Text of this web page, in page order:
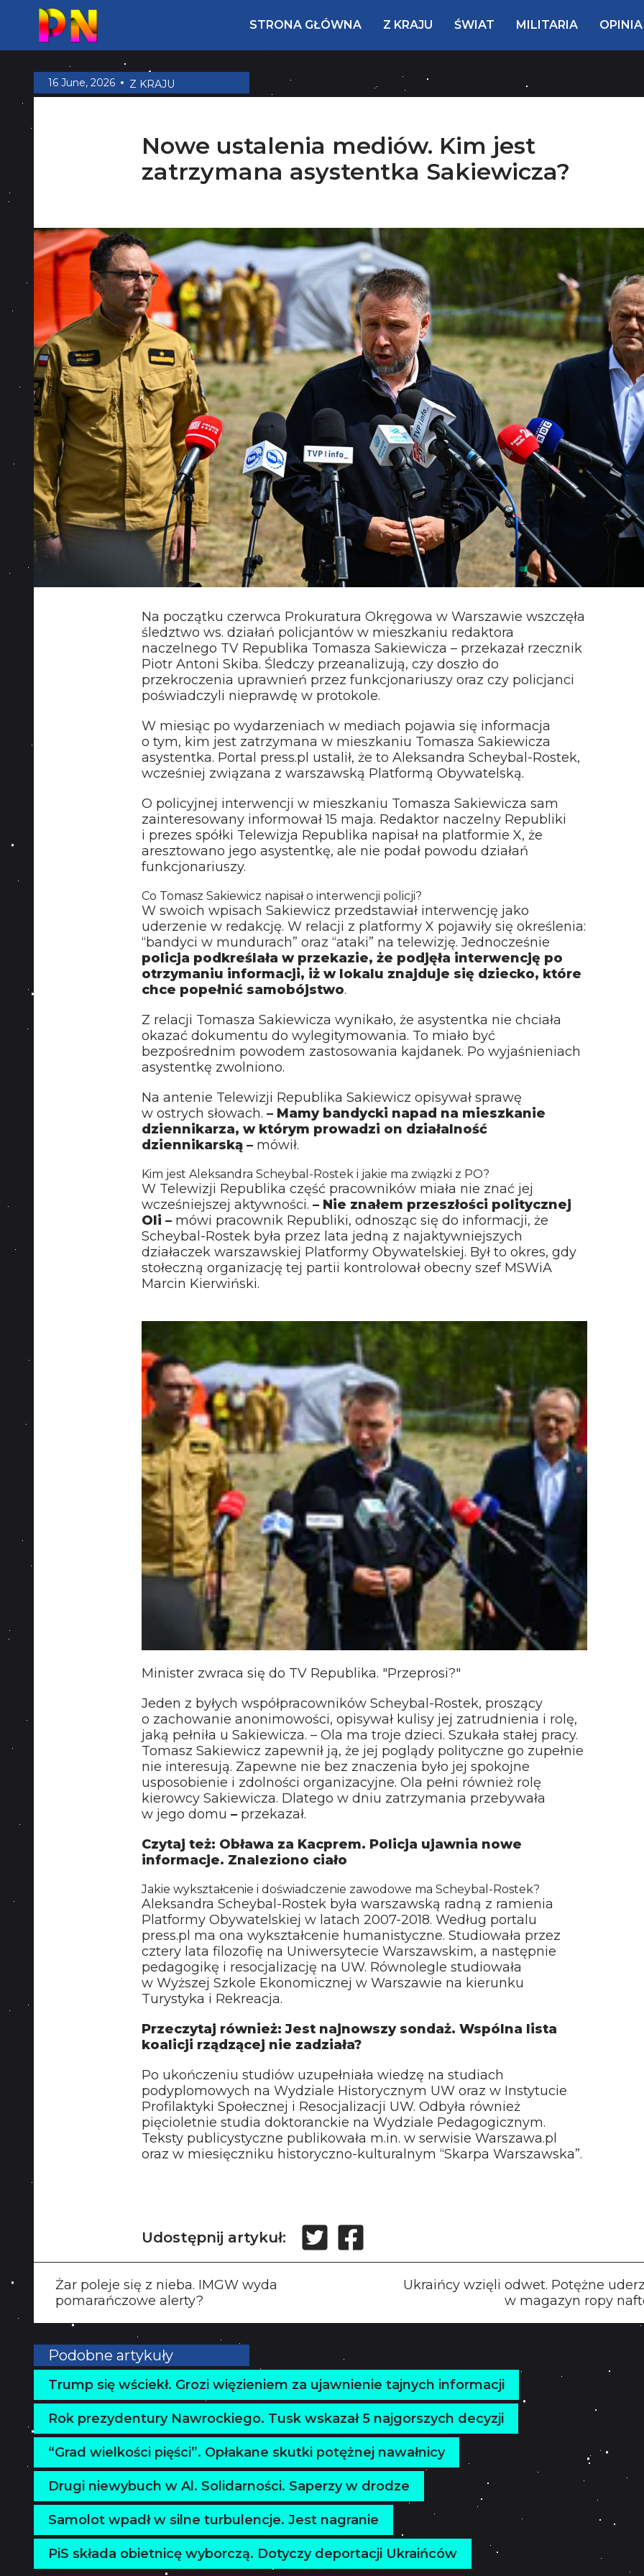
STRONA GŁÓWNA Z KRAJU ŚWIAT MILITARIA OPINIA
16 June, 2026 Z KRAJU
Nowe ustalenia mediów. Kim jest
zatrzymana asystentka Sakiewicza?
Na początku czerwca Prokuratura Okręgowa w Warszawie wszczęła
śledztwo ws. działań policjantów w mieszkaniu redaktora
naczelnego TV Republika Tomasza Sakiewicza – przekazał rzecznik
Piotr Antoni Skiba. Śledczy przeanalizują, czy doszło do
przekroczenia uprawnień przez funkcjonariuszy oraz czy policjanci
poświadczyli nieprawdę w protokole.
W miesiąc po wydarzeniach w mediach pojawia się informacja
o tym, kim jest zatrzymana w mieszkaniu Tomasza Sakiewicza
asystentka. Portal press.pl ustalił, że to Aleksandra Scheybal-Rostek,
wcześniej związana z warszawską Platformą Obywatelską.
O policyjnej interwencji w mieszkaniu Tomasza Sakiewicza sam
zainteresowany informował 15 maja. Redaktor naczelny Republiki
i prezes spółki Telewizja Republika napisał na platformie X, że
aresztowano jego asystentkę, ale nie podał powodu działań
funkcjonariuszy.
Co Tomasz Sakiewicz napisał o interwencji policji?
W swoich wpisach Sakiewicz przedstawiał interwencję jako
uderzenie w redakcję. W relacji z platformy X pojawiły się określenia:
“bandyci w mundurach” oraz “ataki” na telewizję. Jednocześnie
policja podkreślała w przekazie, że podjęła interwencję po
otrzymaniu informacji, iż w lokalu znajduje się dziecko, które
chce popełnić samobójstwo.
Z relacji Tomasza Sakiewicza wynikało, że asystentka nie chciała
okazać dokumentu do wylegitymowania. To miało być
bezpośrednim powodem zastosowania kajdanek. Po wyjaśnieniach
asystentkę zwolniono.
Na antenie Telewizji Republika Sakiewicz opisywał sprawę
w ostrych słowach. – Mamy bandycki napad na mieszkanie
dziennikarza, w którym prowadzi on działalność
dziennikarską – mówił.
Kim jest Aleksandra Scheybal-Rostek i jakie ma związki z PO?
W Telewizji Republika część pracowników miała nie znać jej
wcześniejszej aktywności. – Nie znałem przeszłości politycznej
Oli – mówi pracownik Republiki, odnosząc się do informacji, że
Scheybal-Rostek była przez lata jedną z najaktywniejszych
działaczek warszawskiej Platformy Obywatelskiej. Był to okres, gdy
stołeczną organizację tej partii kontrolował obecny szef MSWiA
Marcin Kierwiński.
Minister zwraca się do TV Republika. "Przeprosi?"
Jeden z byłych współpracowników Scheybal-Rostek, proszący
o zachowanie anonimowości, opisywał kulisy jej zatrudnienia i rolę,
jaką pełniła u Sakiewicza. – Ola ma troje dzieci. Szukała stałej pracy.
Tomasz Sakiewicz zapewnił ją, że jej poglądy polityczne go zupełnie
nie interesują. Zapewne nie bez znaczenia było jej spokojne
usposobienie i zdolności organizacyjne. Ola pełni również rolę
kierowcy Sakiewicza. Dlatego w dniu zatrzymania przebywała
w jego domu – przekazał.
Czytaj też: Obława za Kacprem. Policja ujawnia nowe
informacje. Znaleziono ciało
Jakie wykształcenie i doświadczenie zawodowe ma Scheybal-Rostek?
Aleksandra Scheybal-Rostek była warszawską radną z ramienia
Platformy Obywatelskiej w latach 2007-2018. Według portalu
press.pl ma ona wykształcenie humanistyczne. Studiowała przez
cztery lata filozofię na Uniwersytecie Warszawskim, a następnie
pedagogikę i resocjalizację na UW. Równolegle studiowała
w Wyższej Szkole Ekonomicznej w Warszawie na kierunku
Turystyka i Rekreacja.
Przeczytaj również: Jest najnowszy sondaż. Wspólna lista
koalicji rządzącej nie zadziała?
Po ukończeniu studiów uzupełniała wiedzę na studiach
podyplomowych na Wydziale Historycznym UW oraz w Instytucie
Profilaktyki Społecznej i Resocjalizacji UW. Odbyła również
pięcioletnie studia doktoranckie na Wydziale Pedagogicznym.
Teksty publicystyczne publikowała m.in. w serwisie Warszawa.pl
oraz w miesięczniku historyczno-kulturalnym “Skarpa Warszawska”.
Udostępnij artykuł:
Żar poleje się z nieba. IMGW wyda
pomarańczowe alerty?
Ukraińcy wzięli odwet. Potężne
w magazyn ropy
Podobne artykuły
Trump się wściekł. Grozi więzieniem za ujawnienie tajnych informacji
Rok prezydentury Nawrockiego. Tusk wskazał 5 najgorszych decyzji
“Grad wielkości pięści”. Opłakane skutki potężnej nawałnicy
Drugi niewybuch w Al. Solidarności. Saperzy w drodze
Samolot wpadł w silne turbulencje. Jest nagranie
PiS składa obietnicę wyborczą. Dotyczy deportacji Ukraińców